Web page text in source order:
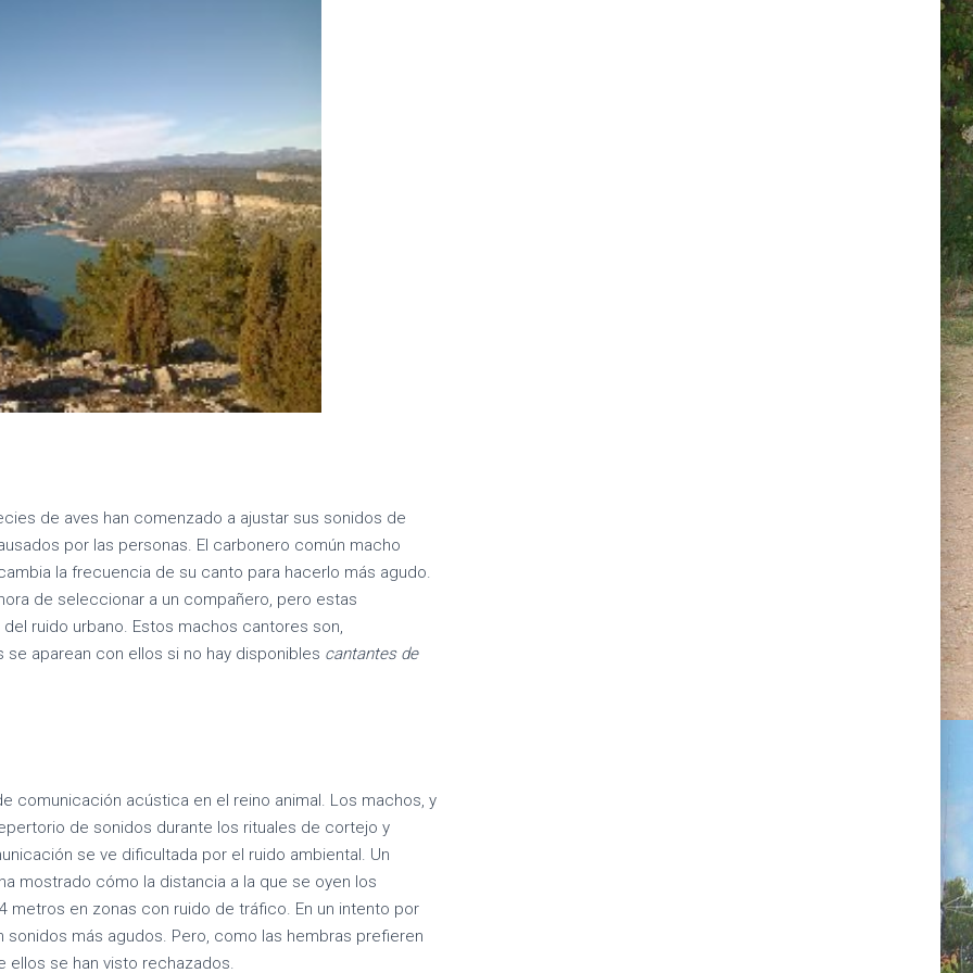
de aves han comenzado a ajustar sus sonidos de
por las personas. El carbonero común macho
la frecuencia de su canto para hacerlo más agudo.
de seleccionar a un compañero, pero estas
ruido urbano. Estos machos cantores son,
aparean con ellos si no hay disponibles cantantes de
comunicación acústica en el reino animal. Los machos, y
de sonidos durante los rituales de cortejo y
se ve dificultada por el ruido ambiental. Un
mostrado cómo la distancia a la que se oyen los
en zonas con ruido de tráfico. En un intento por
más agudos. Pero, como las hembras prefieren
ellos se han visto rechazados.